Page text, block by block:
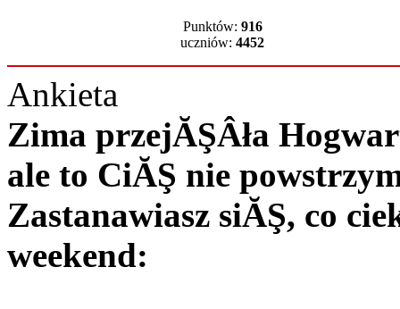
Punktów: 916
uczniów: 4452
Ankieta
Zima przejĂŞÂła
ale to CiĂŞ nie
Zastanawiasz siĂŞ, co
weekend: